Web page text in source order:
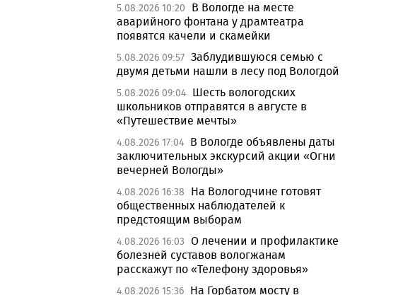
5.08.2026 10:20
В Вологде на месте
аварийного фонтана у драмтеатра
появятся качели и скамейки
5.08.2026 09:57 Заблудившуюся семью с
двумя детьми нашли в лесу под Вологдой
5.08.2026 09:04 Шесть вологодских
школьников отправятся в августе в
«Путешествие мечты»
4.08.2026 17:04 В Вологде объявлены даты
заключительных экскурсий акции «Огни
вечерней Вологды»
4.08.2026 16:38
На Вологодчине готовят
общественных наблюдателей к
предстоящим выборам
4.08.2026 16:03 О лечении и профилактике
болезней суставов вологжанам
расскажут по «Телефону здоровья»
4.08.2026 15:36 На Горбатом мосту в